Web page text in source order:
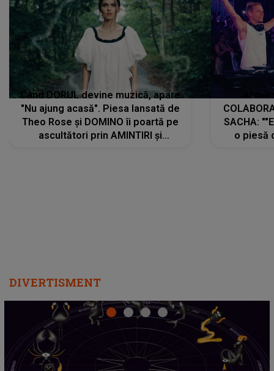
Când DORUL devine muzică, apare
"Nu ajung acasă". Piesa lansată de
Theo Rose și DOMINO îi poartă pe
ascultători prin AMINTIRI și
SACHA:
o piesă
DIVERTISMENT